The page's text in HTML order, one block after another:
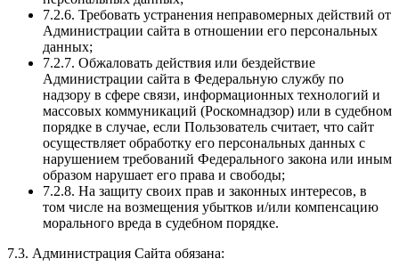
7.2.6. Требовать устранения неправомерных действий от
Администрации сайта в отношении его персональных
данных;
7.2.7. Обжаловать действия или бездействие
Администрации сайта в Федеральную службу по
надзору в сфере связи, информационных технологий и
массовых коммуникаций (Роскомнадзор) или в судебном
порядке в случае, если Пользователь считает, что сайт
осуществляет обработку его персональных данных с
нарушением требований Федерального закона или иным
образом нарушает его права и свободы;
7.2.8. На защиту своих прав и законных интересов, в
том числе на возмещения убытков и/или компенсацию
морального вреда в судебном порядке.
7.3. Администрация Сайта обязана: